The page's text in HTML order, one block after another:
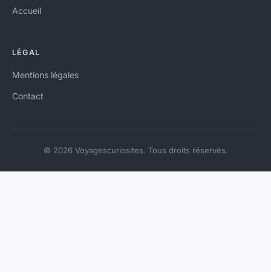
Accueil
LÉGAL
Mentions légales
Contact
© 2026 Voyagescuriosites. Tous droits réservés.